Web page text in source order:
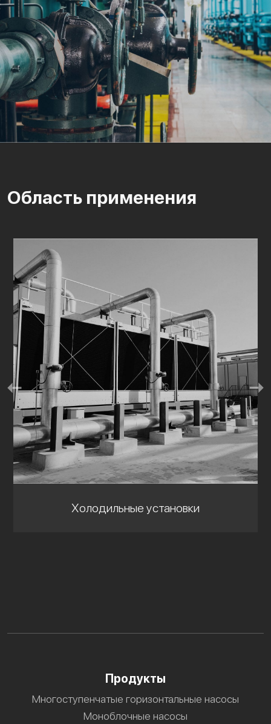
Область применения
Холодильные установки
Продукты
Многоступенчатые горизонтальные насосы
Моноблочные насосы